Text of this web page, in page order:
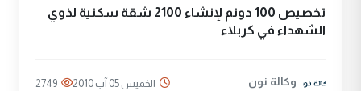
تخصيص 100 دونم لإنشاء 2100 شقة سكنية لذوي
الشهداء في كربلاء
وكالة نون الخميس 05 آب 2010 2749